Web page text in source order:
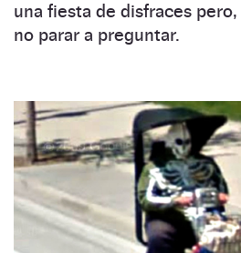
una fiesta de disfraces
no parar a preguntar.